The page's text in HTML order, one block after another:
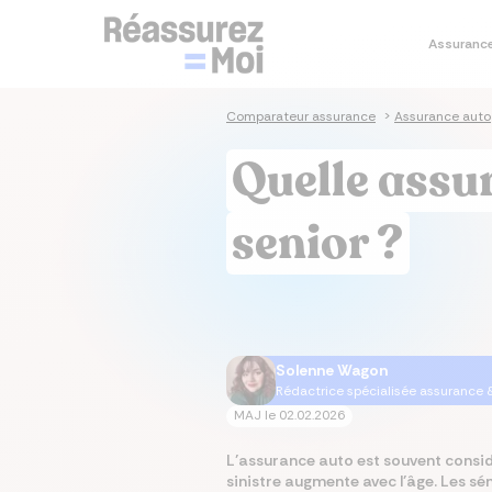
Je
Je
Je
Je
Comparateur assurance > Assurance auto
Quelle
senior ?
Solenne Wagon
Rédactrice spécialisée assurance
MAJ le 02.02.2026
L’assurance auto est souvent
sinistre augmente avec l’âge. Les